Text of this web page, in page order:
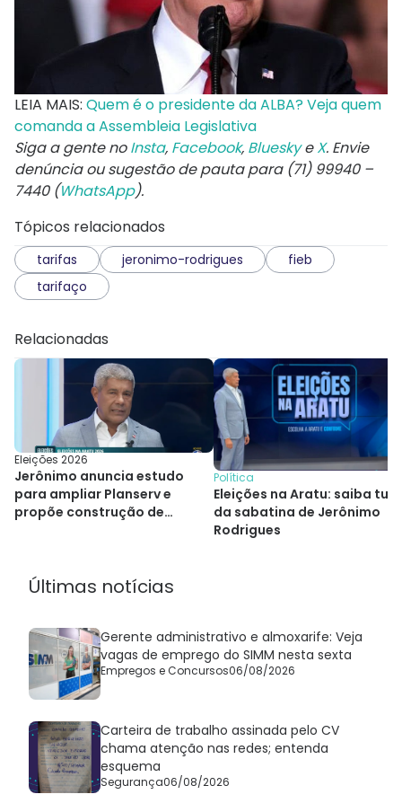
LEIA MAIS: Quem é o presidente da ALBA? Veja quem
comanda a Assembleia Legislativa
Siga a gente noInsta, Facebook, BlueskyeX. Envie
denúncia ou sugestão de pauta para (71) 99940 –
7440 (WhatsApp).
Tópicos relacionados
tarifas jeronimo-rodrigues
fieb
tarifaço
Relacionadas
Eleições 2026
Jerônimo anuncia estudo
para ampliar Planserv e
propõe construção de
Política
Eleições na Aratu: saiba
da sabatina de Jerônimo
Rodrigues
Últimas notícias
Gerente administrativo e almoxarife: Veja
vagas de emprego do SIMM nesta sexta
Empregos e Concursos06/08/2026
Carteira de trabalho assinada pelo CV
chama atenção nas redes; entenda
esquema
Segurança06/08/2026